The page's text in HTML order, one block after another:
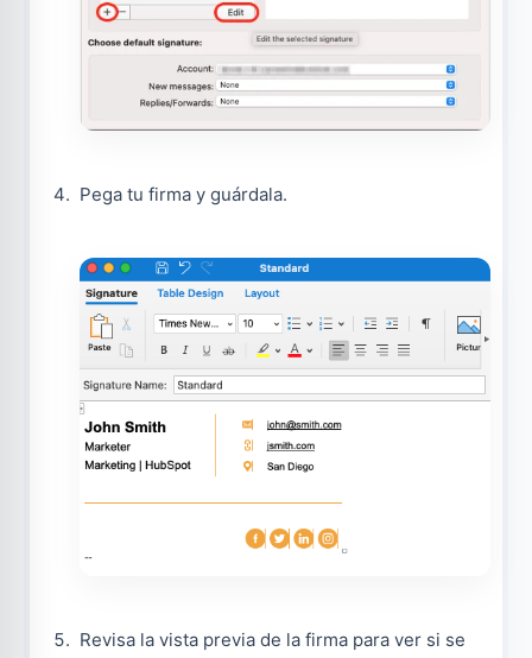
Pega tu firma y guárdala.
Revisa la vista previa de la firma para ver si se